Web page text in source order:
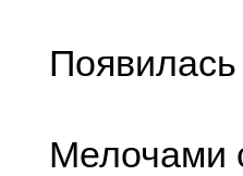
Мелочами